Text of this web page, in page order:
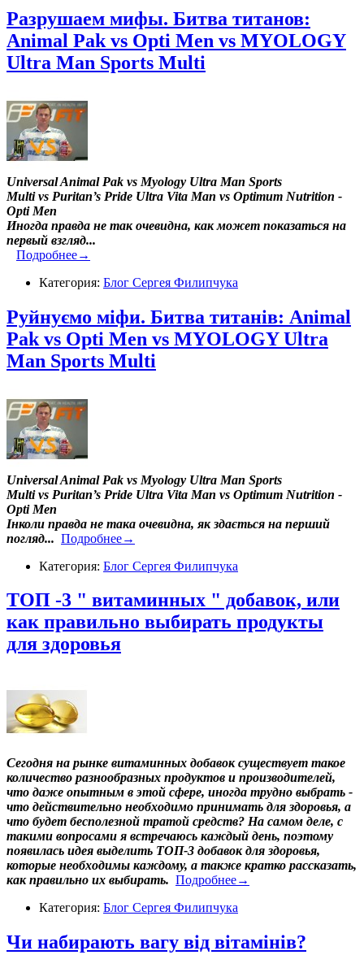
Разрушаем мифы. Битва титанов:
Animal Pak vs Opti Men vs MYOLOGY
Ultra Man Sports Multi
Universal Animal Pak vs Myology Ultra Man Sports
Multi vs Puritan’s Pride Ultra Vita Man vs Optimum Nutrition -
Opti Men
Иногда правда не так очевидна, как может показаться на
первый взгляд...
Подробнее→
Категория: Блог Сергея Филипчука
Руйнуємо міфи. Битва титанів: Animal
Pak vs Opti Men vs MYOLOGY Ultra
Man Sports Multi
Universal Animal Pak vs Myology Ultra Man Sports
Multi vs Puritan’s Pride Ultra Vita Man vs Optimum Nutrition -
Opti Men
Інколи правда не така очевидна, як здається на перший
погляд... Подробнее→
Категория: Блог Сергея Филипчука
ТОП -3 " витаминных " добавок, или
как правильно выбирать продукты
для здоровья
Сегодня на рынке витаминных добавок существует такое
количество разнообразных продуктов и производителей,
что даже опытным в этой сфере, иногда трудно выбрать -
что действительно необходимо принимать для здоровья, а
что будет бесполезной тратой средств? На самом деле, с
такими вопросами я встречаюсь каждый день, поэтому
появилась идея выделить ТОП-3 добавок для здоровья,
которые необходимы каждому, а также кратко рассказать,
как правильно их выбирать. Подробнее→
Категория: Блог Сергея Филипчука
Чи набирають вагу від вітамінів?